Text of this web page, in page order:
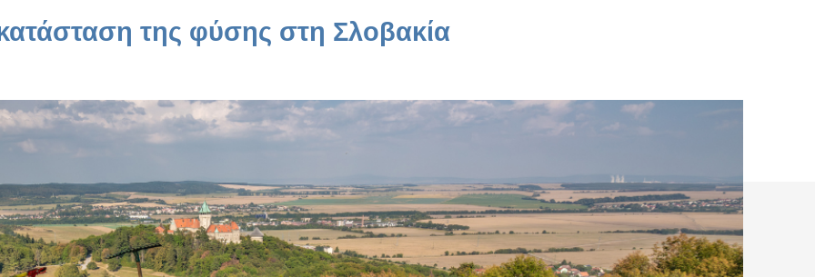
της φύσης στη Σλοβακία